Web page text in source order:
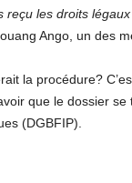
reçu les droits
Ango, un des
la procédure?
que le dossier
(DGBFIP).